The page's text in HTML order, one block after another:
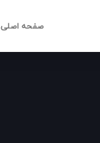
صفحه اصلی